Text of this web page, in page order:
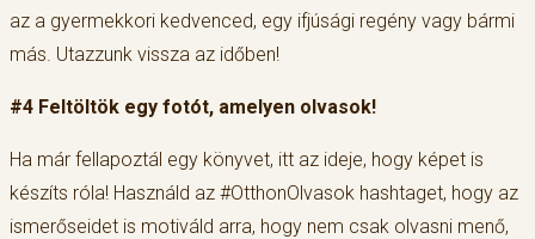
az a gyermekkori kedvenced, egy ifjúsági regény vagy bármi
más. Utazzunk vissza az időben!
#4 Feltöltök egy fotót, amelyen olvasok!
Ha már fellapoztál egy könyvet, itt az ideje, hogy képet is
készíts róla! Használd az #OtthonOlvasok hashtaget, hogy az
ismerőseidet is motiváld arra, hogy nem csak olvasni menő,